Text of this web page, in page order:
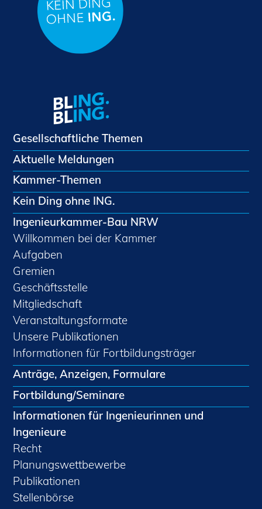
Gesellschaftliche Themen
Aktuelle Meldungen
Kammer-Themen
Kein Ding ohne ING.
Ingenieurkammer-Bau NRW
Willkommen bei der Kammer
Aufgaben
Gremien
Geschäftsstelle
Mitgliedschaft
Veranstaltungsformate
Unsere Publikationen
Informationen für Fortbildungsträger
Anträge, Anzeigen, Formulare
Fortbildung/Seminare
Informationen für Ingenieurinnen und
Ingenieure
Recht
Planungswettbewerbe
Publikationen
Stellenbörse